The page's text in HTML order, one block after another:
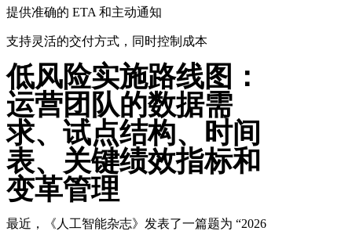
提供准确的 ETA 和主动通知
支持灵活的交付方式，同时控制成本
低风险实施路线图：
运营团队的数据需
求、试点结构、时间
表、关键绩效指标和
变革管理
最近，《人工智能杂志》发表了一篇题为 “2026